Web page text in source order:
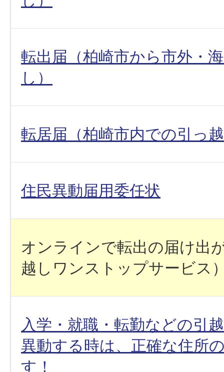
転出届（柏崎市から市外・
し）
転居届（柏崎市内での引っ
住民異動届用委任状
オンラインで転出の届け出
越しワンストップサービス
入学・就職・転勤などの引
異動する時は、正確な住所
す！